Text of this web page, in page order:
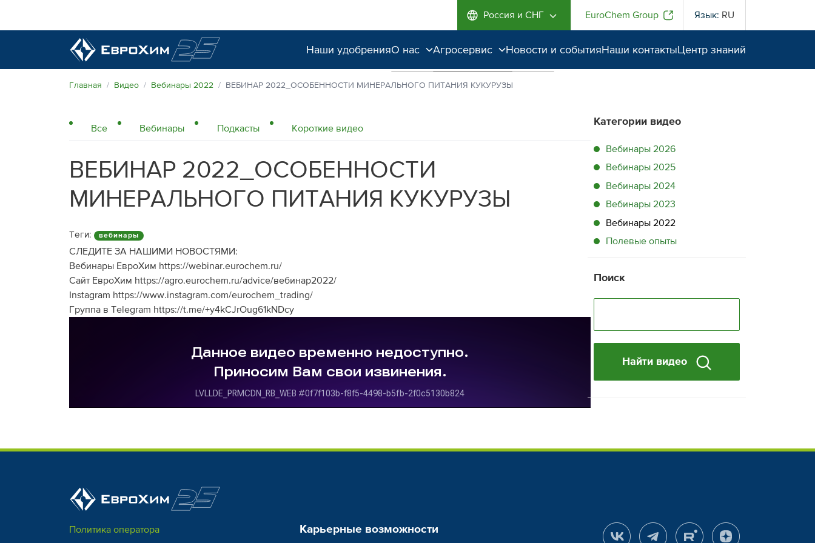
Россия и СНГ EuroChem Group Язык: RU
Наши удобренияО нас
Поддержка и
рынка
Экологичность
Агросервис
Агроэкспертиза
Новости и событияНаши контактыЦентр знаний
Наши удобрения
Качество от лидера рынка
Экологичность
Агроэкспертиза
Полевые опыты
Центр знаний
Главная Видео Вебинары 2022 ВЕБИНАР 2022_ОСОБЕННОСТИ МИНЕРАЛЬНОГО ПИТАНИЯ КУКУРУЗЫ
Все Вебинары Подкасты Короткие видео
ВЕБИНАР 2022_ОСОБЕННОСТИ
МИНЕРАЛЬНОГО ПИТАНИЯ КУКУРУЗЫ
Теги: вебинары
СЛЕДИТЕ ЗА НАШИМИ НОВОСТЯМИ:
Вебинары ЕвроХим https://webinar.eurochem.ru/
Сайт ЕвроХим https://agro.eurochem.ru/advice/вебинар2022/
Instagram https://www.instagram.com/eurochem_trading/
Группа в Telegram https://t.me/+y4kCJrOug61kNDcy
Категории видео
Вебинары 2026
Вебинары 2025
Вебинары 2024
Вебинары 2023
Вебинары 2022
Полевые опыты
Поиск
Найти видео
Политика оператора Карьерные возможности